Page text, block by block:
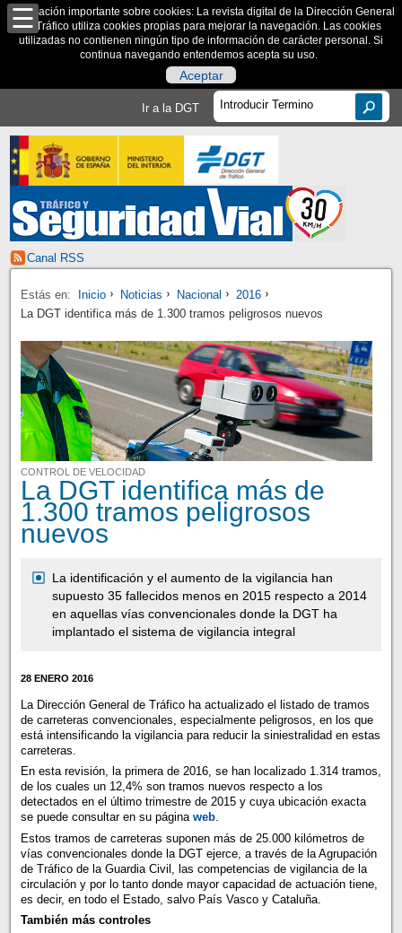
Información importante sobre cookies: La revista digital de la Dirección General
de Tráfico utiliza cookies propias para mejorar la navegación. Las cookies
utilizadas no contienen ningún tipo de información de carácter personal. Si
continua navegando entendemos acepta su uso.
Aceptar
Ir a la DGT
Canal RSS
Estás en: Inicio Noticias Nacional
2016
La DGT identifica más de 1.300 tramos peligrosos nuevos
CONTROL DE VELOCIDAD
La DGT identifica más de
1.300 tramos peligrosos
nuevos
La identificación y el aumento de la vigilancia han
supuesto 35 fallecidos menos en 2015 respecto a 2014
en aquellas vías convencionales donde la DGT ha
implantado el sistema de vigilancia integral
28 ENERO 2016
La Dirección General de Tráfico ha actualizado el listado de tramos
de carreteras convencionales, especialmente peligrosos, en los que
está intensificando la vigilancia para reducir la siniestralidad en estas
carreteras.
En esta revisión, la primera de 2016, se han localizado 1.314 tramos,
de los cuales un 12,4% son tramos nuevos respecto a los
detectados en el último trimestre de 2015 y cuya ubicación exacta
se puede consultar en su página web.
Estos tramos de carreteras suponen más de 25.000 kilómetros de
vías convencionales donde la DGT ejerce, a través de la Agrupación
de Tráfico de la Guardia Civil, las competencias de vigilancia de la
circulación y por lo tanto donde mayor capacidad de actuación tiene,
es decir, en todo el Estado, salvo País Vasco y Cataluña.
También más controles